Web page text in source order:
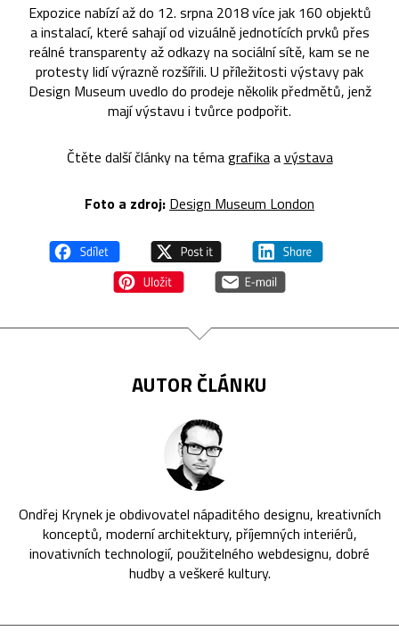
Expozice nabízí až do 12. srpna 2018 více jak 160 objektů
a instalací, které sahají od vizuálně jednotících prvků přes
reálné transparenty až odkazy na sociální sítě, kam se ne
protesty lidí výrazně rozšířili. U příležitosti výstavy pak
Design Museum uvedlo do prodeje několik předmětů, jenž
mají výstavu i tvůrce podpořit.
Čtěte další články na témagrafikaavýstava
Foto a zdroj: Design Museum London
AUTOR ČLÁNKU
Ondřej Krynek je obdivovatel nápaditého designu, kreativních
konceptů, moderní architektury, příjemných interiérů,
inovativních technologií, použitelného webdesignu, dobré
hudby a veškeré kultury.